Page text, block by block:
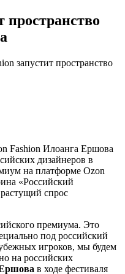
пространство
запустит пространство
Fashion Илоанга Ершова
дизайнеров в
на платформе Ozon
«Российский
спрос
премиума. Это
под российский
игроков, мы будем
на российских
в ходе фестиваля